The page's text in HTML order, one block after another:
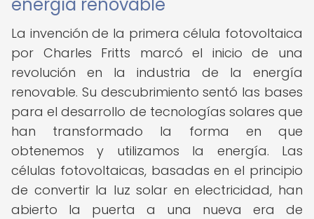
La invención de la primera célula fotovoltaica
por Charles Fritts marcó el inicio de una
revolución en la industria de la energía
renovable. Su descubrimiento sentó las bases
para el desarrollo de tecnologías solares que
han transformado la forma en que
obtenemos y utilizamos la energía. Las
células fotovoltaicas, basadas en el principio
de convertir la luz solar en electricidad, han
abierto la puerta a una nueva era de